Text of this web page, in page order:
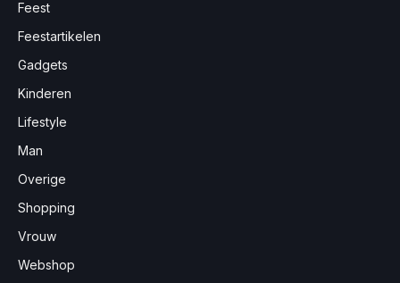
Feest
Feestartikelen
Gadgets
Kinderen
Lifestyle
Man
Overige
Shopping
Vrouw
Webshop